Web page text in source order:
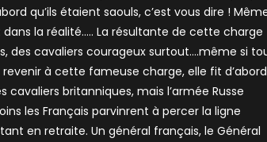
qu’ils étaient saouls, c’est vous dire !
la réalité….. La résultante de cette charge
des cavaliers courageux surtout….même si
à cette fameuse charge, elle fit d’abord
britanniques, mais l’armée Russe
les Français parvinrent à percer la ligne
en retraite. Un général français, le Général